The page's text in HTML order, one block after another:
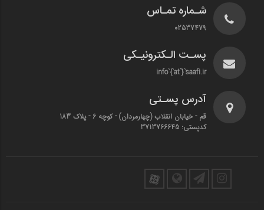
شـماره تمـاس
02537479
پسـت الـکترونیـکی
info`{`at`}`saafi.ir
آدرس پسـتی
قم - خیابان انقلاب (چهارمردان)‌ - کوچه 6 - پلاک 183
کدپستی: 3713766645